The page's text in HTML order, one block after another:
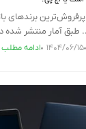
برندهای
۱۴۰۴/۰۶/۱۵ ادامه مطلب